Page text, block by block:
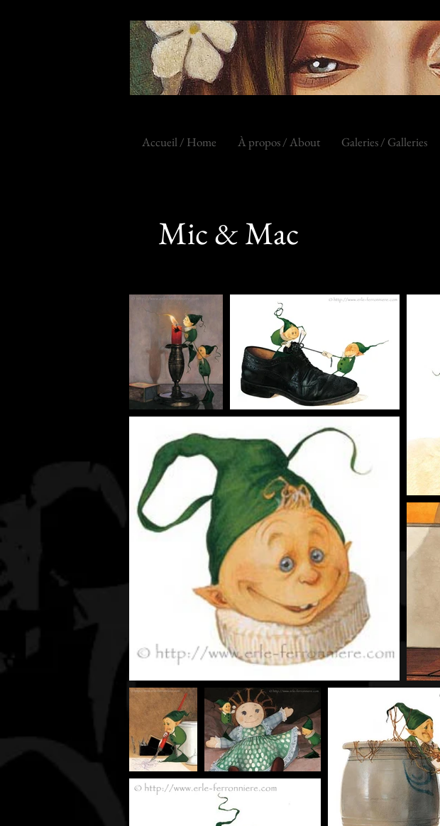
Accueil / Home À propos / About Galeries / Galleries
Mic & Mac